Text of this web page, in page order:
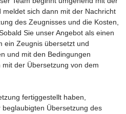
sich dann mit der Nachricht
des Zeugnisses und die Kosten,
Sie unser Angebot als einen
ein Zeugnis übersetzt und
und mit den Bedingungen
der Übersetzung von dem
fertiggestellt haben,
Übersetzung des